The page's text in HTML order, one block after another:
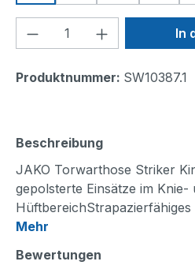
Produkt Anzahl: In
Produktnummer: SW10387.1
Beschreibung
JAKO Torwarthose Striker
gepolsterte Einsätze im Knie-
Mehr
Bewertungen